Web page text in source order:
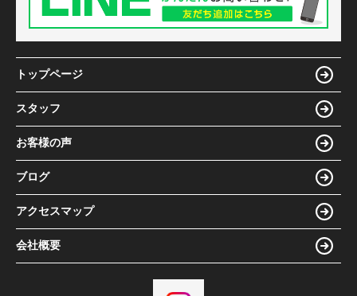
トップページ
スタッフ
お客様の声
ブログ
アクセスマップ
会社概要